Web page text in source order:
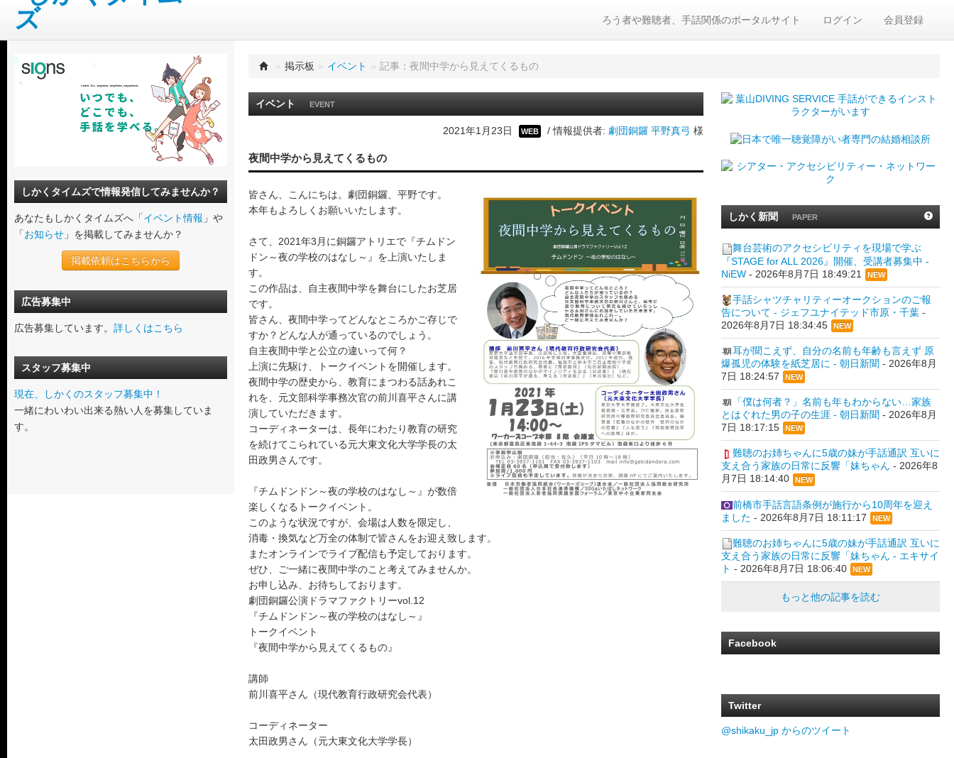
ログイン 会員登録
ろう者や難聴者、手話関係のポータルサイト
しかくタイムズで情報発信してみませんか？
あなたもしかくタイムズへ「イベント情報 」や
「お知らせ 」を掲載してみませんか？
掲載依頼はこちらから
広告募集中
広告募集しています。 詳しくはこちら
スタッフ募集中
現在、しかくのスタッフ募集中！
一緒にわいわい出来る熱い人を募集していま
す。
» 掲示板 » イベント » 記事：夜間中学から見えてくるもの
イベント EVENT
2021年1月23日 WEB / 情報提供者: 劇団銅鑼 平野真弓 様
夜間中学から見えてくるもの
皆さん、こんにちは。劇団銅鑼、平野です。
本年もよろしくお願いいたします。
さて、2021年3月に銅鑼アトリエで『チムドン
ドン～夜の学校のはなし～』を上演いたしま
す。
この作品は、自主夜間中学を舞台にしたお芝居
です。
皆さん、夜間中学ってどんなところかご存じで
すか？どんな人が通っているのでしょう。
自主夜間中学と公立の違いって何？
上演に先駆け、トークイベントを開催します。
夜間中学の歴史から、教育にまつわる話あれこ
れを、元文部科学事務次官の前川喜平さんに講
演していただきます。
コーディネーターは、長年にわたり教育の研究
を続けてこられている元大東文化大学学長の太
田政男さんです。
『チムドンドン～夜の学校のはなし～』が数倍
楽しくなるトークイベント。
このような状況ですが、会場は人数を限定し、
消毒・換気など万全の体制で皆さんをお迎え致します。
またオンラインでライブ配信も予定しております。
ぜひ、ご一緒に夜間中学のこと考えてみませんか。
お申し込み、お待ちしております。
劇団銅鑼公演ドラマファクトリーvol.12
『チムドンドン～夜の学校のはなし～』
トークイベント
『夜間中学から見えてくるもの』
講師
前川喜平さん（現代教育行政研究会代表）
コーディネーター
太田政男さん（元大東文化大学学長）
しかく新聞 PAPER
舞台芸術のアクセシビリティを現場で学ぶ
『STAGE for ALL 2026』開催、受講者募集中 -
NiEW- 2026年8月7日 18:49:21 NEW
手話シャツチャリティーオークションのご報
告について - ジェフユナイテッド市原・千葉-
2026年8月7日 18:34:45
NEW
耳が聞こえず、自分の名前も年齢も言えず 原
爆孤児の体験を紙芝居に - 朝日新聞 - 2026年8月
7日 18:24:57
NEW
「僕は何者？」名前も年もわからない…家族
とはぐれた男の子の生涯 - 朝日新聞 - 2026年8月
7日 18:17:15
NEW
難聴のお姉ちゃんに5歳の妹が手話通訳 互いに
支え合う家族の日常に反響「妹ちゃん - 2026年8
月7日 18:14:40
NEW
前橋市手話言語条例が施行から10周年を迎え
ました - 2026年8月7日 18:11:17 NEW
難聴のお姉ちゃんに5歳の妹が手話通訳 互いに
支え合う家族の日常に反響「妹ちゃん - エキサイ
ト - 2026年8月7日 18:06:40 NEW
もっと他の記事を読む
Facebook
Twitter
@shikaku_jp からのツイート